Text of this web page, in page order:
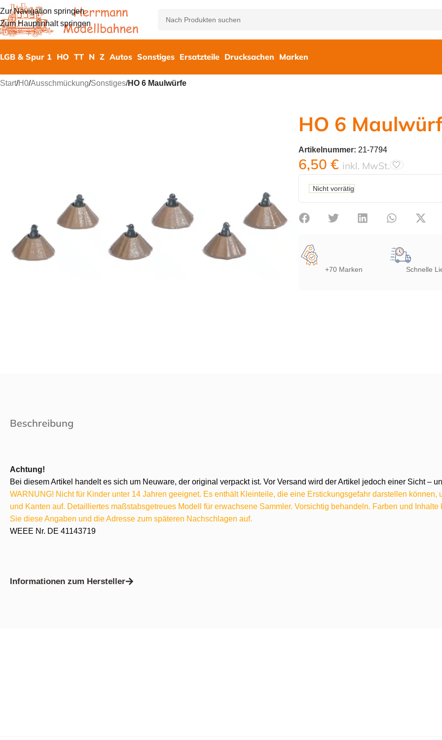
Zur Navigation springen
Zum Hauptinhalt springen
LGB & Spur 1 HO TT N Z Autos Sonstiges Ersatzteile Drucksachen Marken
Start/H0/Ausschmückung/Sonstiges/HO 6 Maulwürfe
HO 6
Artikelnummer: 21-7794
6,50 € inkl. MwSt.
Nicht vorrätig
+70 Marken Schnelle
Beschreibung
Achtung!
Bei diesem Artikel handelt es sich um Neuware, der original verpackt ist. Vor Versand wird der Artikel jedoch einer Sicht –
WARNUNG! Nicht für Kinder unter 14 Jahren geeignet. Es enthält Kleinteile, die eine Erstickungsgefahr darstellen
und Kanten auf. Detailliertes maßstabsgetreues Modell für erwachsene Sammler. Vorsichtig behandeln. Farben und
Sie diese Angaben und die Adresse zum späteren Nachschlagen auf.
WEEE Nr. DE 41143719
Informationen zum Hersteller